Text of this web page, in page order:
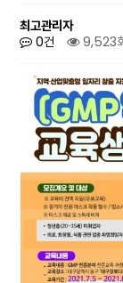
최고관리자
0건
9,523